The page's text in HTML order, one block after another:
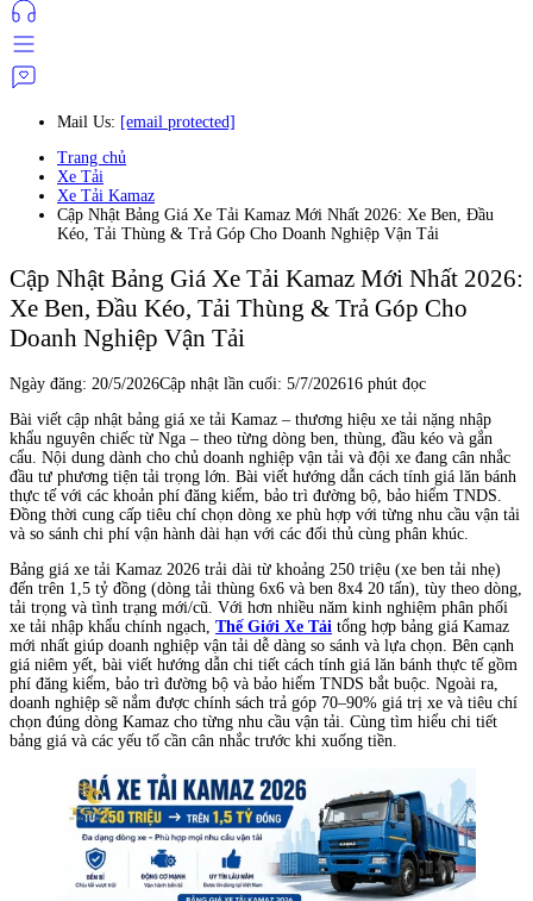
Mail Us: [email protected]
Trang chủ
Xe Tải
Xe Tải Kamaz
Cập Nhật Bảng Giá Xe Tải Kamaz Mới Nhất 2026: Xe Ben, Đầu
Kéo, Tải Thùng & Trả Góp Cho Doanh Nghiệp Vận Tải
Cập Nhật Bảng Giá Xe Tải Kamaz Mới Nhất 2026:
Xe Ben, Đầu Kéo, Tải Thùng & Trả Góp Cho
Doanh Nghiệp Vận Tải
Ngày đăng: 20/5/2026Cập nhật lần cuối: 5/7/202616 phút đọc
Bài viết cập nhật bảng giá xe tải Kamaz – thương hiệu xe tải nặng nhập
khẩu nguyên chiếc từ Nga – theo từng dòng ben, thùng, đầu kéo và gắn
cẩu. Nội dung dành cho chủ doanh nghiệp vận tải và đội xe đang cân nhắc
đầu tư phương tiện tải trọng lớn. Bài viết hướng dẫn cách tính giá lăn bánh
thực tế với các khoản phí đăng kiểm, bảo trì đường bộ, bảo hiểm TNDS.
Đồng thời cung cấp tiêu chí chọn dòng xe phù hợp với từng nhu cầu vận tải
và so sánh chi phí vận hành dài hạn với các đối thủ cùng phân khúc.
Bảng giá xe tải Kamaz 2026 trải dài từ khoảng 250 triệu (xe ben tải nhẹ)
đến trên 1,5 tỷ đồng (dòng tải thùng 6x6 và ben 8x4 20 tấn), tùy theo dòng,
tải trọng và tình trạng mới/cũ. Với hơn nhiều năm kinh nghiệm phân phối
xe tải nhập khẩu chính ngạch, Thế Giới Xe Tải tổng hợp bảng giá Kamaz
mới nhất giúp doanh nghiệp vận tải dễ dàng so sánh và lựa chọn. Bên cạnh
giá niêm yết, bài viết hướng dẫn chi tiết cách tính giá lăn bánh thực tế gồm
phí đăng kiểm, bảo trì đường bộ và bảo hiểm TNDS bắt buộc. Ngoài ra,
doanh nghiệp sẽ nắm được chính sách trả góp 70–90% giá trị xe và tiêu chí
chọn đúng dòng Kamaz cho từng nhu cầu vận tải. Cùng tìm hiểu chi tiết
bảng giá và các yếu tố cần cân nhắc trước khi xuống tiền.